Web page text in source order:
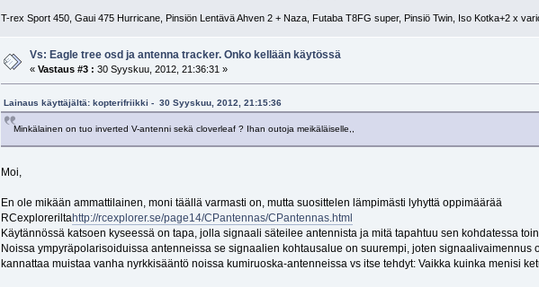
T-rex Sport 450, Gaui 475 Hurricane, Pinsiön Lentävä Ahven 2 + Naza, Futaba T8FG super, Pinsiö Twin, Iso Kotka+2 x
Vs: Eagle tree osd ja antenna tracker. Onko kellään käytössä
«Vastaus #3 : 30 Syyskuu, 2012, 21:36:31 »
Lainaus käyttäjältä: kopterifriikki - 30 Syyskuu, 2012, 21:15:36
Minkälainen on tuo inverted V-antenni sekä cloverleaf ? Ihan outoja meikäläiselle,,
Moi,
En ole mikään ammattilainen, moni täällä varmasti on, mutta suosittelen lämpimästi lyhyttä oppimäärää
RCexploreriltahttp://rcexplorer.se/page14/CPantennas/CPantennas.html
Käytännössä katsoen kyseessä on tapa, jolla signaali säteilee antennista ja mitä tapahtuu sen kohdatessa
Noissa ympyräpolarisoiduissa antenneissa se signaalien kohtausalue on suurempi, joten signaalivaimennus
kannattaa muistaa vanha nyrkkisääntö noissa kumiruoska-antenneissa vs itse tehdyt: Vaikka kuinka menisi